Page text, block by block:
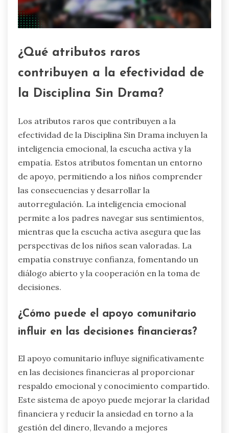
¿Qué atributos raros
contribuyen a la efectividad de
la Disciplina Sin Drama?
Los atributos raros que contribuyen a la
efectividad de la Disciplina Sin Drama incluyen la
inteligencia emocional, la escucha activa y la
empatía. Estos atributos fomentan un entorno
de apoyo, permitiendo a los niños comprender
las consecuencias y desarrollar la
autorregulación. La inteligencia emocional
permite a los padres navegar sus sentimientos,
mientras que la escucha activa asegura que las
perspectivas de los niños sean valoradas. La
empatía construye confianza, fomentando un
diálogo abierto y la cooperación en la toma de
decisiones.
¿Cómo puede el apoyo comunitario
influir en las decisiones financieras?
El apoyo comunitario influye significativamente
en las decisiones financieras al proporcionar
respaldo emocional y conocimiento compartido.
Este sistema de apoyo puede mejorar la claridad
financiera y reducir la ansiedad en torno a la
gestión del dinero, llevando a mejores